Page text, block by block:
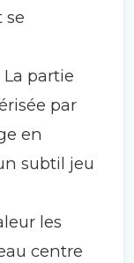
se
partie
par
en
subtil jeu
les
centre